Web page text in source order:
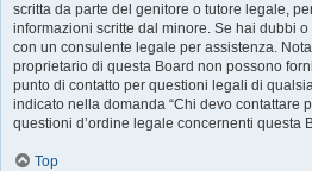
scritta da parte del genitore o tutore legale,
informazioni scritte dal minore. Se hai dubbi
con un consulente legale per assistenza.
proprietario di questa Board non possono
punto di contatto per questioni legali di
indicato nella domanda “Chi devo contattare
questioni d’ordine legale concernenti questa
Top